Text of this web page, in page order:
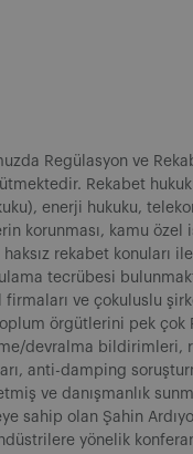
Regülasyon ve
Rekabet
enerji hukuku,
korunması, kamu özel
rekabet konuları
tecrübesi
firmaları ve çokuluslu
örgütlerini pek çok
devralma bildirimleri,
anti-damping
ve danışmanlık
sahip olan Şahin
yönelik